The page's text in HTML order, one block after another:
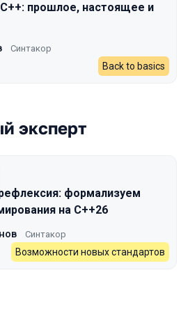
прошлое, настоящее и
Синтакор
Back to basics
эксперт
формализуем
на C++26
Синтакор
Возможности новых стандартов